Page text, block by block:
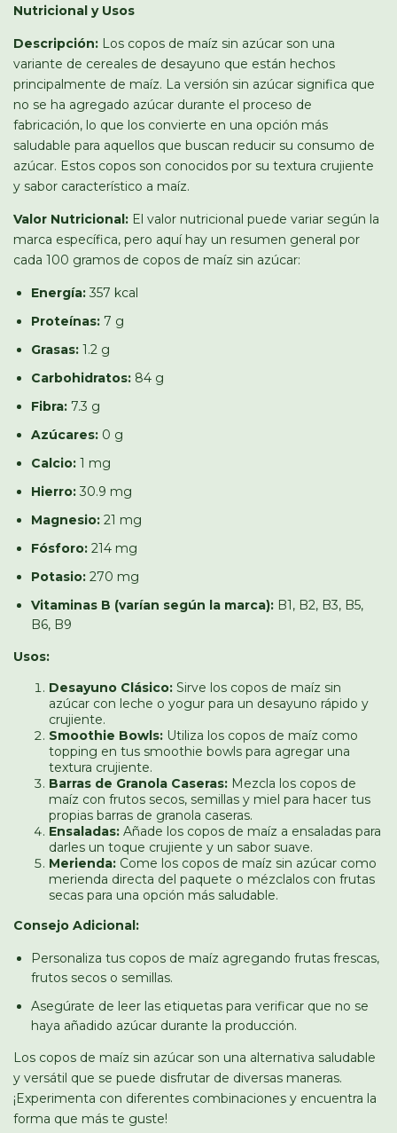
Nutricional y Usos
Descripción: Los copos de maíz sin azúcar son una
variante de cereales de desayuno que están hechos
principalmente de maíz. La versión sin azúcar significa que
no se ha agregado azúcar durante el proceso de
fabricación, lo que los convierte en una opción más
saludable para aquellos que buscan reducir su consumo de
azúcar. Estos copos son conocidos por su textura crujiente
y sabor característico a maíz.
Valor Nutricional: El valor nutricional puede variar según la
marca específica, pero aquí hay un resumen general por
cada 100 gramos de copos de maíz sin azúcar:
Energía: 357 kcal
Proteínas: 7 g
Grasas: 1.2 g
Carbohidratos: 84 g
Fibra: 7.3 g
Azúcares: 0 g
Calcio: 1 mg
Hierro: 30.9 mg
Magnesio: 21 mg
Fósforo: 214 mg
Potasio: 270 mg
Vitaminas B (varían según la marca): B1, B2, B3, B5,
B6, B9
Usos:
Desayuno Clásico: Sirve los copos de maíz sin
azúcar con leche o yogur para un desayuno rápido y
crujiente.
Smoothie Bowls: Utiliza los copos de maíz como
topping en tus smoothie bowls para agregar una
textura crujiente.
Barras de Granola Caseras: Mezcla los copos de
maíz con frutos secos, semillas y miel para hacer tus
propias barras de granola caseras.
Ensaladas: Añade los copos de maíz a ensaladas para
darles un toque crujiente y un sabor suave.
Merienda: Come los copos de maíz sin azúcar como
merienda directa del paquete o mézclalos con frutas
secas para una opción más saludable.
Consejo Adicional:
Personaliza tus copos de maíz agregando frutas frescas,
frutos secos o semillas.
Asegúrate de leer las etiquetas para verificar que no se
haya añadido azúcar durante la producción.
Los copos de maíz sin azúcar son una alternativa saludable
y versátil que se puede disfrutar de diversas maneras.
¡Experimenta con diferentes combinaciones y encuentra la
forma que más te guste!